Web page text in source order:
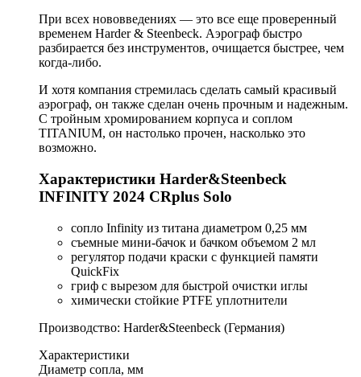
При всех нововведениях — это все еще проверенный
временем Harder & Steenbeck. Аэрограф быстро
разбирается без инструментов, очищается быстрее, чем
когда-либо.
И хотя компания стремилась сделать самый красивый
аэрограф, он также сделан очень прочным и надежным.
С тройным хромированием корпуса и соплом
TITANIUM, он настолько прочен, насколько это
возможно.
Характеристики Harder&Steenbeck
INFINITY 2024 CRplus Solo
сопло Infinity из титана диаметром 0,25 мм
съемные мини-бачок и бачком объемом 2 мл
регулятор подачи краски с функцией памяти
QuickFix
гриф с вырезом для быстрой очистки иглы
химически стойкие PTFE уплотнители
Производство: Harder&Steenbeck (Германия)
Характеристики
Диаметр сопла, мм